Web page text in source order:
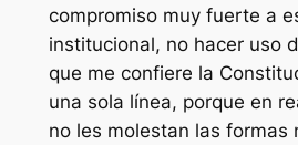
compromiso muy fuerte a
institucional, no hacer uso
que me confiere la
una sola línea, porque en
no les molestan las formas